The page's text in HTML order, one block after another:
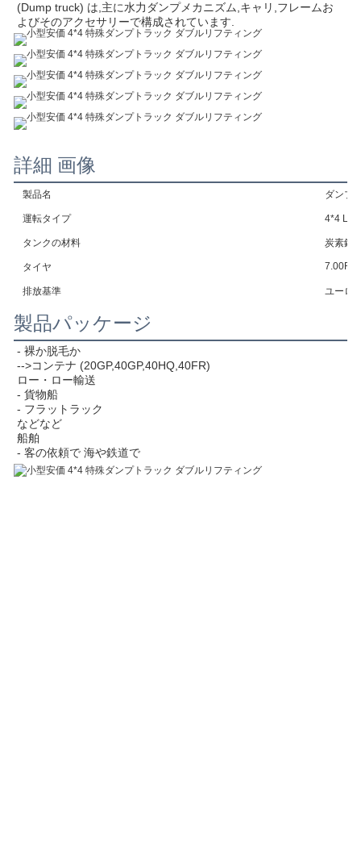
(Dump truck) は,主に水力ダンプメカニズム,キャリ,フレームお
よびそのアクセサリーで構成されています.
詳細 画像
製品名 ダンプ
運転タイプ 4*4
タンクの材料 炭素鋼
タイヤ
排放基準 ユーロ3
製品パッケージ
- 裸か脱毛か
-->コンテナ (20GP,40GP,40HQ,40FR)
ロー・ロー輸送
- 貨物船
- フラットラック
などなど
船舶
- 客の依頼で 海や鉄道で